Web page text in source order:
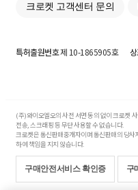
크로켓 고객센터 문의
특허출원번호제 10-1865905호
(주)와이오엘오의 사전 서면 동의 없이 크로켓
전송, 스크래핑 등 무단 사용할 수 없습니다.
크로켓은 통신판매중개자이며 통신판매의 당
하여 책임을 지지 않습니다.
구매안전서비스 확인증 구